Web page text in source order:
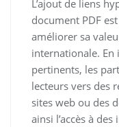
L’ajout de liens
document PDF
améliorer sa
internationale. En
pertinents, les
lecteurs vers des
sites web ou des
ainsi l’accès à